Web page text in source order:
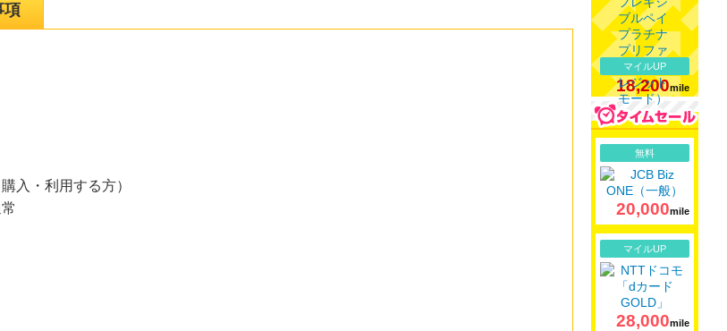
項
入・利用する方）
マイルUP
18,200mile
無料
20,000mile
マイルUP
28,000mile